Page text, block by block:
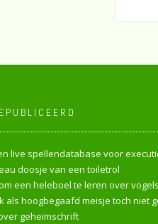
live spellendatabase voor
doosje van een toiletrol
een heleboel te leren over vogels
als hoogbegaafd meisje toch niet
geheimschrift